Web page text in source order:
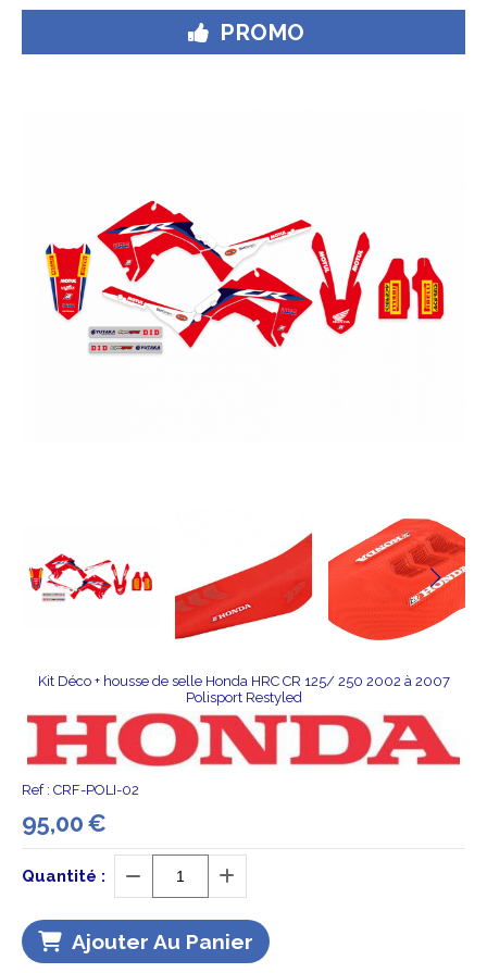
PROMO
Kit Déco + housse de selle Honda HRC CR 125/ 250 2002 à 2007
Polisport Restyled
Ref : CRF-POLI-02
95,00€
Quantité :
Ajouter Au Panier